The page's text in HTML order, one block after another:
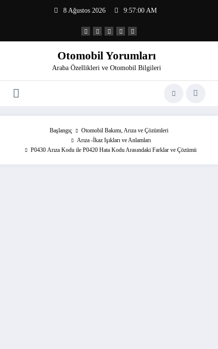
8 Ağustos 2026 9:57:01 AM
Otomobil Yorumları
Araba Özellikleri ve Otomobil Bilgileri
Başlangıç
Otomobil Bakımı, Arıza ve Çözümleri
Arıza -İkaz Işıkları ve Anlamları
P0430 Arıza Kodu ile P0420 Hata Kodu Arasındaki Farklar ve Çözümü